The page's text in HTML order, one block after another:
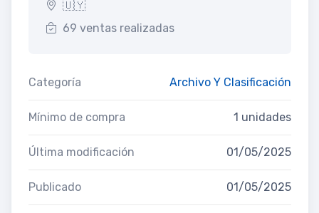
🇺🇾
69 ventas realizadas
Categoría Archivo Y Clasificación
Mínimo de compra 1 unidades
Última modificación 01/05/2025
Publicado 01/05/2025